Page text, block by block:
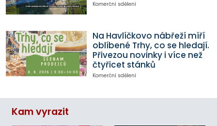
Komerční sdělení
Na Havlíčkovo nábřeží míří
oblíbené Trhy, co se hledají.
Přivezou novinky i více než
čtyřicet stánků
Komerční sdělení
Kam vyrazit